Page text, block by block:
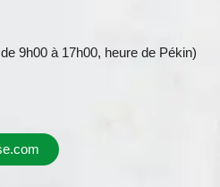
9h00 à 17h00, heure de Pékin)